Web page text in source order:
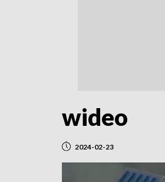
wideo
2024-02-23